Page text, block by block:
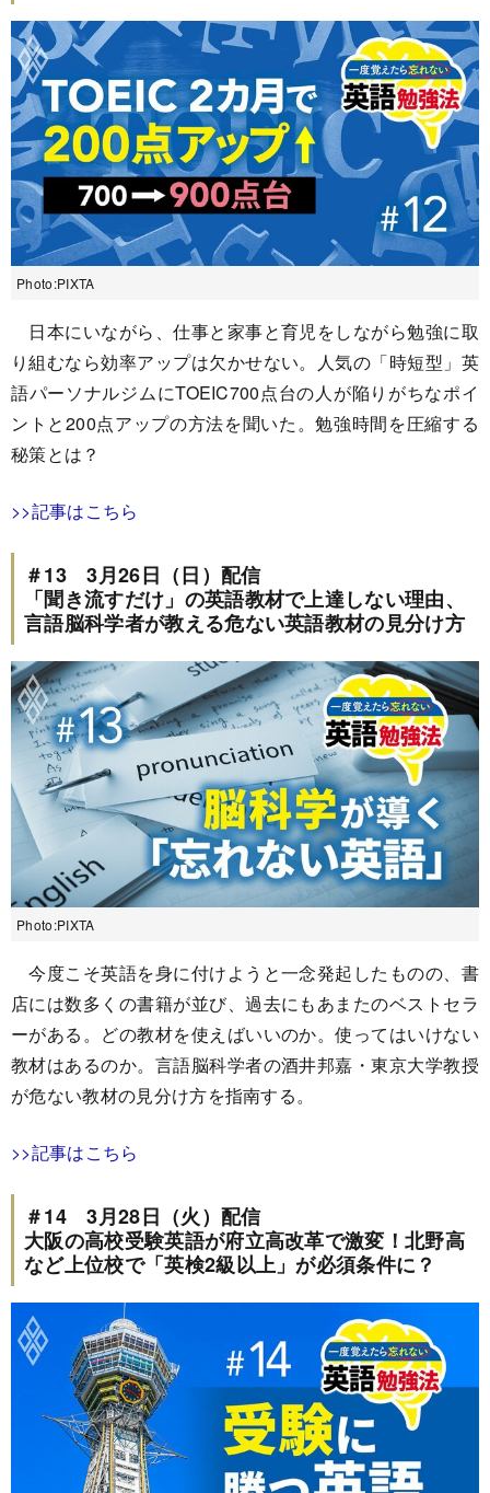
Photo:PIXTA
日本にいながら、仕事と家事と育児をしながら勉強に取
り組むなら効率アップは欠かせない。人気の「時短型」英
語パーソナルジムにTOEIC700点台の人が陥りがちなポイ
ントと200点アップの方法を聞いた。勉強時間を圧縮する
秘策とは？
>>記事はこちら
＃13 3月26日（日）配信
「聞き流すだけ」の英語教材で上達しない理由、
言語脳科学者が教える危ない英語教材の見分け方
Photo:PIXTA
今度こそ英語を身に付けようと一念発起したものの、書
店には数多くの書籍が並び、過去にもあまたのベストセラ
ーがある。どの教材を使えばいいのか。使ってはいけない
教材はあるのか。言語脳科学者の酒井邦嘉・東京大学教授
が危ない教材の見分け方を指南する。
>>記事はこちら
＃14 3月28日（火）配信
大阪の高校受験英語が府立高改革で激変！北野高
など上位校で「英検2級以上」が必須条件に？